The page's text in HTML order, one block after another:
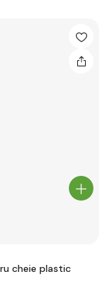
cheie plastic